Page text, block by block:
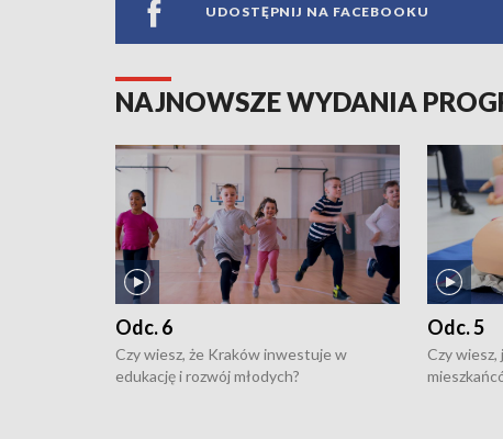
UDOSTĘPNIJ NA FACEBOOKU
NAJNOWSZE WYDANIA
Odc. 6
Czy wiesz, że Kraków inwestuje w
edukację i rozwój młodych?
Odc. 5
Czy